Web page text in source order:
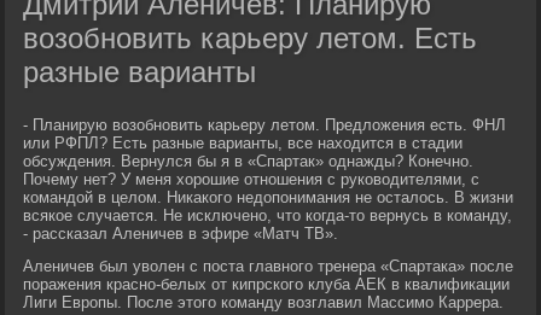
возобновить карьеру летом. Есть
разные варианты
- Планирую возобновить карьеру летом. Предложения есть. ФНЛ
или РФПЛ? Есть разные варианты, все находится в стадии
обсуждения. Вернулся бы я в «Спартак» однажды? Конечно.
Почему нет? У меня хорошие отношения с руководителями, с
командой в целом. Никакого недопонимания не осталось. В жизни
всякое случается. Не исключено, что когда-то вернусь в команду,
- рассказал Аленичев в эфире «Матч ТВ».
Аленичев был уволен с поста главного тренера «Спартака» после
поражения красно-белых от кипрского клуба АЕК в квалификации
Лиги Европы. После этого команду возглавил Массимо Каррера.